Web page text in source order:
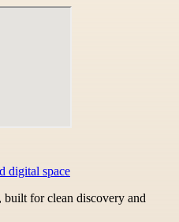
digital space
for clean discovery and